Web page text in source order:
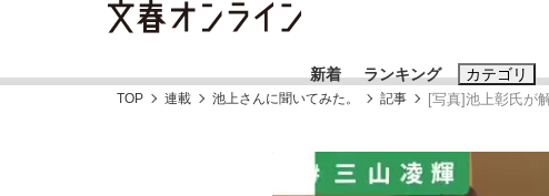
新着 ランキング カテゴリ
TOP 連載 池上さんに聞いてみた。 記事 [写真]池上彰氏が